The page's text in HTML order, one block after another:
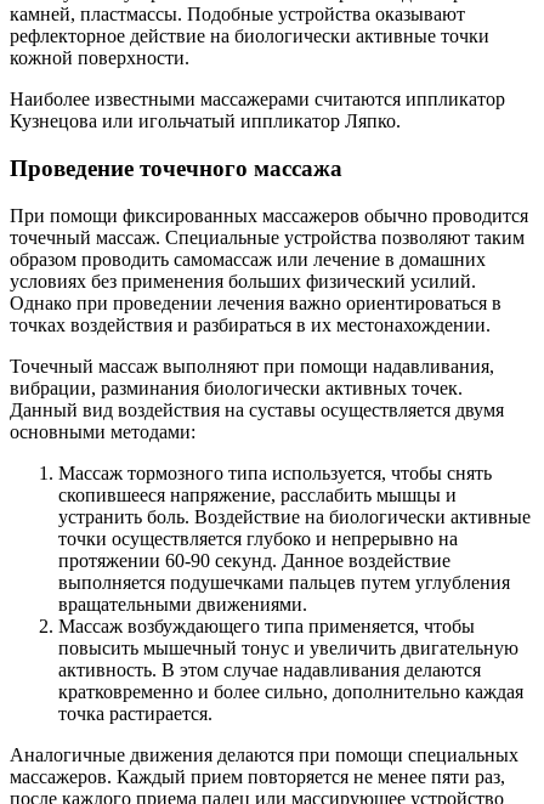
камней, пластмассы. Подобные устройства оказывают
рефлекторное действие на биологически активные точки
кожной поверхности.
Наиболее известными массажерами считаются иппликатор
Кузнецова или игольчатый иппликатор Ляпко.
Проведение точечного массажа
При помощи фиксированных массажеров обычно проводится
точечный массаж. Специальные устройства позволяют таким
образом проводить самомассаж или лечение в домашних
условиях без применения больших физический усилий.
Однако при проведении лечения важно ориентироваться в
точках воздействия и разбираться в их местонахождении.
Точечный массаж выполняют при помощи надавливания,
вибрации, разминания биологически активных точек.
Данный вид воздействия на суставы осуществляется двумя
основными методами:
Массаж тормозного типа используется, чтобы снять
скопившееся напряжение, расслабить мышцы и
устранить боль. Воздействие на биологически активные
точки осуществляется глубоко и непрерывно на
протяжении 60-90 секунд. Данное воздействие
выполняется подушечками пальцев путем углубления
вращательными движениями.
Массаж возбуждающего типа применяется, чтобы
повысить мышечный тонус и увеличить двигательную
активность. В этом случае надавливания делаются
кратковременно и более сильно, дополнительно каждая
точка растирается.
Аналогичные движения делаются при помощи специальных
массажеров. Каждый прием повторяется не менее пяти раз,
после каждого приема палец или массирующее устройство